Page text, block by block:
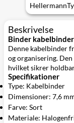
Beskrivelse
Binder kabelbinder
Denne kabelbinder
og organisering.
hvilket sikrer
Specifikationer
Type: Kabelbinder
Dimensioner: 7,6
Farve: Sort
Materiale: